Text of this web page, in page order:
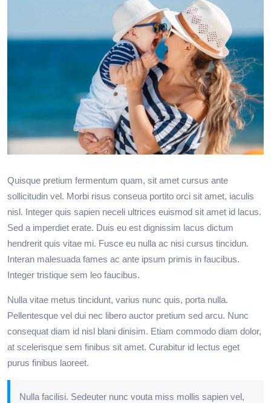
Quisque pretium fermentum quam, sit amet cursus ante
sollicitudin vel. Morbi risus conseua portito orci sit amet, iaculis
nisl. Integer quis sapien neceli ultrices euismod sit amet id lacus.
Sed a imperdiet erate. Duis eu est dignissim lacus dictum
hendrerit quis vitae mi. Fusce eu nulla ac nisi cursus tincidun.
Interan malesuada fames ac ante ipsum primis in faucibus.
Integer tristique sem leo faucibus.
Nulla vitae metus tincidunt, varius nunc quis, porta nulla.
Pellentesque vel dui nec libero auctor pretium sed arcu. Nunc
consequat diam id nisl blani dinisim. Etiam commodo diam dolor,
at scelerisque sem finibus sit amet. Curabitur id lectus eget
purus finibus laoreet.
Nulla facilisi. Sedeuter nunc vouta miss mollis sapien vel,